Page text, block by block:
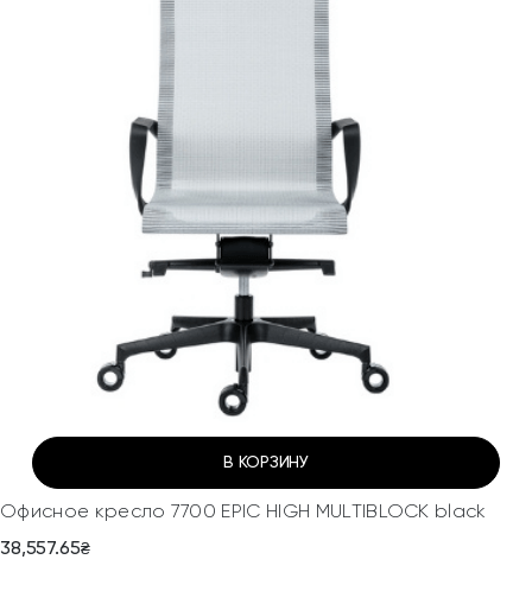
В КОРЗИНУ
Офисное кресло 7700 EPIC HIGH MULTIBLOCK black
38,557.65₴